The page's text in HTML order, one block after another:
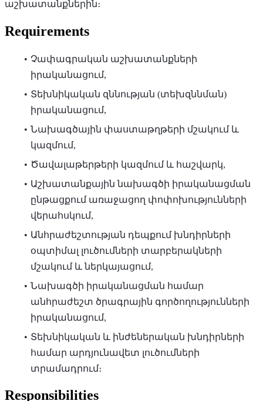
աշխատանքներին։
Requirements
Չափագրական աշխատանքների
իրականացում,
Տեխնիկական զննության (տեխզննման)
իրականացում,
Նախագծային փաստաթղթերի մշակում և
կազմում,
Ծավալաթերթերի կազմում և հաշվարկ,
Աշխատանքային նախագծի իրականացման
ընթացքում առաջացող փոփոխությունների
վերահսկում,
Անհրաժեշտության դեպքում խնդիրների
օպտիմալ լուծումների տարբերակների
մշակում և ներկայացում,
Նախագծի իրականացման համար
անհրաժեշտ ծրագրային գործողությունների
իրականացում,
Տեխնիկական և ինժեներական խնդիրների
համար արդյունավետ լուծումների
տրամադրում։
Responsibilities